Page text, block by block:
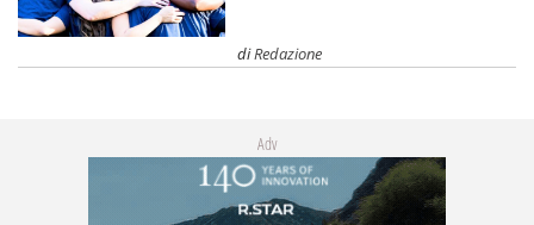
diRedazione
Adv